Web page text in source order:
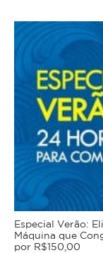
Especial Verão:
Máquina que
por R$150,00